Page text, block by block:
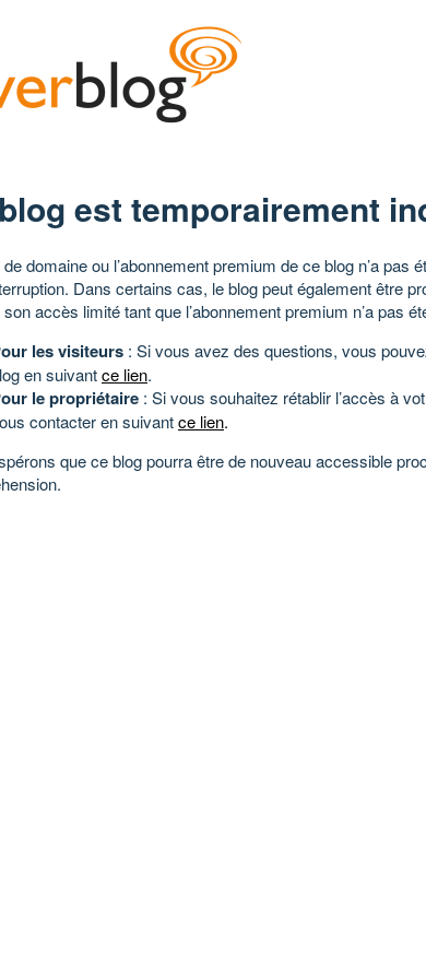
est temporairement
domaine ou l’abonnement premium de ce blog n’a pas
Dans certains cas, le blog peut également être
accès limité tant que l’abonnement premium n’a pas
les visiteurs : Si vous avez des questions, vous
en suivantce lien.
le propriétaire : Si vous souhaitez rétablir l’accès à
contacter en suivantce lien.
que ce blog pourra être de nouveau accessible